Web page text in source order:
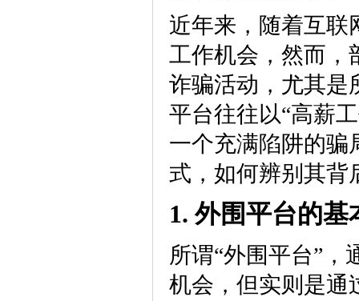
近年来，随着互联
工作机会，然而，
诈骗活动，尤其是
平台往往以“高薪
一个充满陷阱的骗
式，如何辨别其背
1. 外围平台的基
所谓“外围平台”
机会，但实则是通